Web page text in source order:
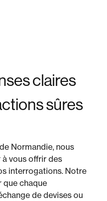
claires
sûres
Normandie, nous
à vous offrir des
interrogations. Notre
que chaque
de devises ou